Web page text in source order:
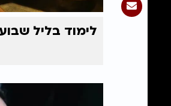
לימוד בליל